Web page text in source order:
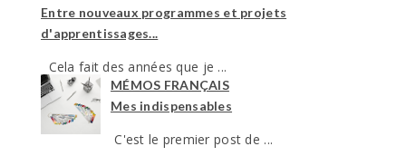
Entre nouveaux programmes et projets
d'apprentissages...
Cela fait des années que je ...
MÉMOS FRANÇAIS
Mes indispensables
C'est le premier post de ...